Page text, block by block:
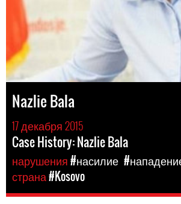
Nazlie Bala
17 декабря 2015
Case History: Nazlie Bala
нарушения#насилие
страна#Kosovo